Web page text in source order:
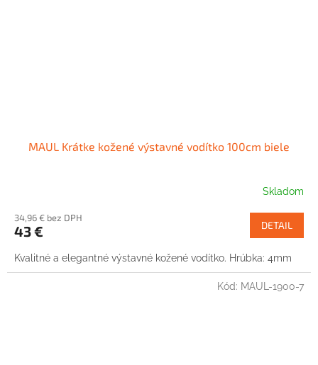
MAUL Krátke kožené výstavné vodítko 100cm biele
Skladom
34,96 € bez DPH
43 € DETAIL
Kvalitné a elegantné výstavné kožené vodítko. Hrúbka: 4mm
Kód: MAUL-1900-7